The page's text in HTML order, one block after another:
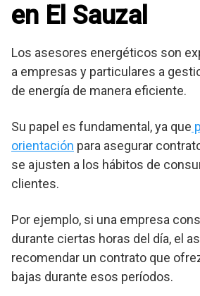
en El Sauzal
Los asesores energéticos son
a empresas y particulares a
de energía de manera eficiente.
Su papel es fundamental, ya que
orientación para asegurar
se ajusten a los hábitos de
clientes.
Por ejemplo, si una empresa
durante ciertas horas del día, el
recomendar un contrato que
bajas durante esos períodos.